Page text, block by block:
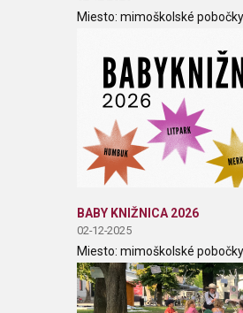
Miesto: mimoškolské
BABY KNIŽNICA 2026
02-12-2025
Miesto: mimoškolské